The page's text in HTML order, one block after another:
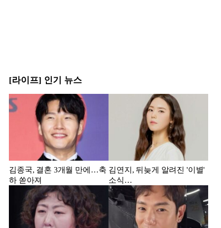
[라이프] 인기 뉴스
김종국, 결혼 3개월 만에…축
하 쏟아져
김연지, 뒤늦게 알려진 '이별'
소식…